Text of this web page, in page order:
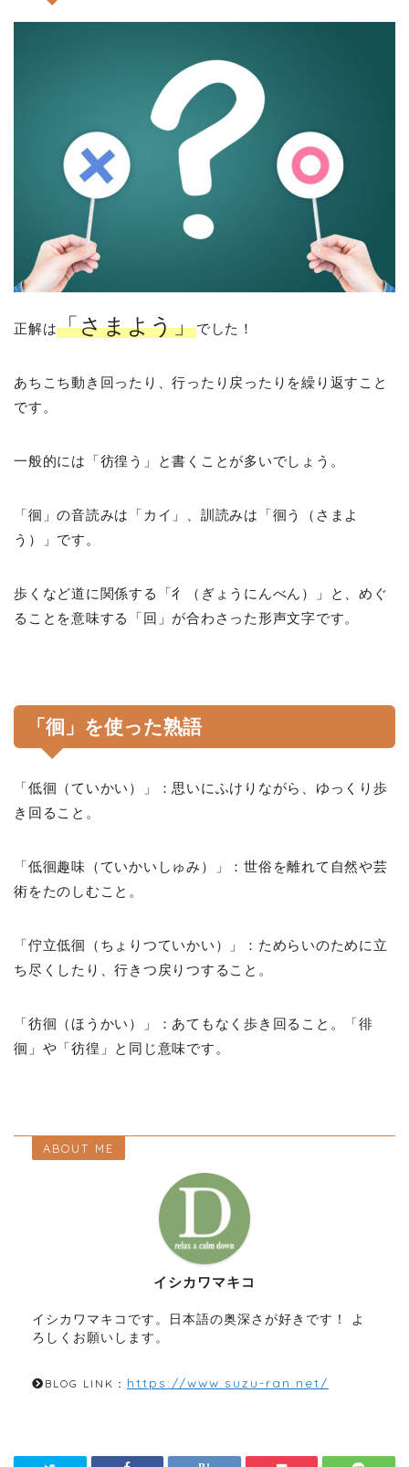
正解は「さまよう」でした！
あちこち動き回ったり、行ったり戻ったりを繰り返すこと
です。
一般的には「彷徨う」と書くことが多いでしょう。
「徊」の音読みは「カイ」、訓読みは「徊う（さまよ
う）」です。
歩くなど道に関係する「彳（ぎょうにんべん）」と、めぐ
ることを意味する「回」が合わさった形声文字です。
「徊」を使った熟語
「低徊（ていかい）」：思いにふけりながら、ゆっくり歩
き回ること。
「低徊趣味（ていかいしゅみ）」：世俗を離れて自然や芸
術をたのしむこと。
「佇立低徊（ちょりつていかい）」：ためらいのために立
ち尽くしたり、行きつ戻りつすること。
「彷徊（ほうかい）」：あてもなく歩き回ること。「徘
徊」や「彷徨」と同じ意味です。
ABOUT ME
イシカワマキコ
イシカワマキコです。日本語の奥深さが好きです！ よ
ろしくお願いします。
BLOG LINK： https://www.suzu-ran.net/